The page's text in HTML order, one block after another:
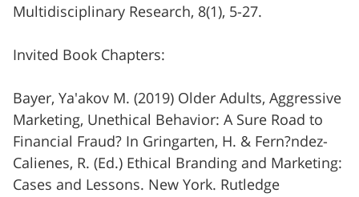
Multidisciplinary Research, 8(1), 5-27.
Invited Book Chapters:
Bayer, Ya'akov M. (2019) Older Adults, Aggressive
Marketing, Unethical Behavior: A Sure Road to
Financial Fraud? In Gringarten, H. & Fern?ndez-
Calienes, R. (Ed.) Ethical Branding and Marketing:
Cases and Lessons. New York. Rutledge